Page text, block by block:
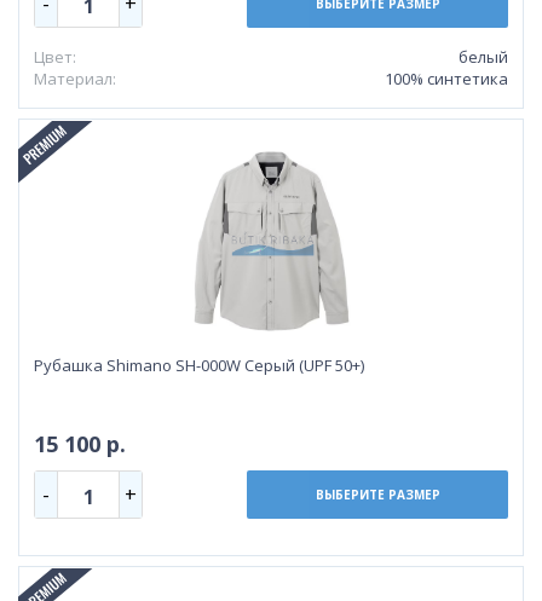
1 ВЫБЕРИТЕ РАЗМЕР
Цвет:
белый
Материал:
100% синтетика
Рубашка Shimano SH-000W Серый (UPF 50+)
15 100 р.
- 1 + ВЫБЕРИТЕ РАЗМЕР